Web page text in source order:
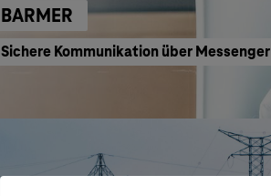
BARMER
Sichere Kommunikation über Messenger